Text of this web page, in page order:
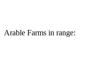
Arable Farms in range: